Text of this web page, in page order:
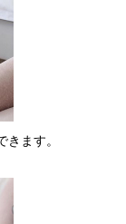
ます。